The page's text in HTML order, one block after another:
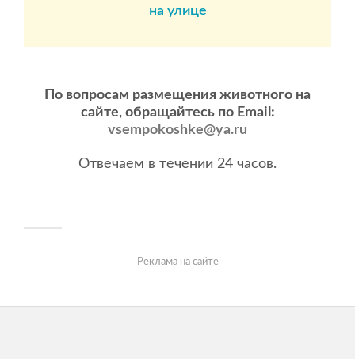
на улице
По вопросам размещения животного на
сайте, обращайтесь по Email:
vsempokoshke@ya.ru
Отвечаем в течении 24 часов.
Реклама на сайте